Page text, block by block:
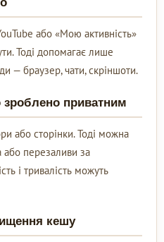
або «Мою активність»
Тоді допомагає лише
— браузер, чати, скріншоти.
зроблено приватним
або сторінки. Тоді можна
або перезаливи за
і тривалість можуть
кешу